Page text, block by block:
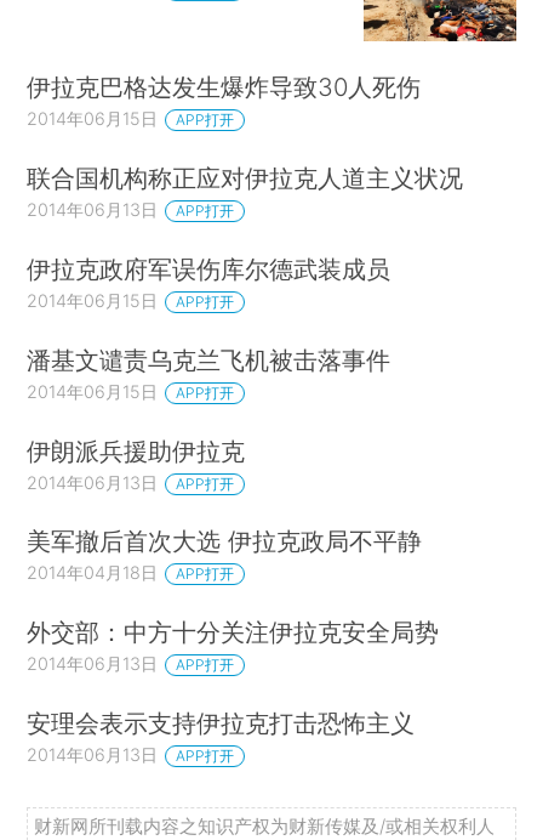
伊拉克巴格达发生爆炸导致30人死伤
2014年06月15日 APP打开
联合国机构称正应对伊拉克人道主义状况
2014年06月13日 APP打开
伊拉克政府军误伤库尔德武装成员
2014年06月15日 APP打开
潘基文谴责乌克兰飞机被击落事件
2014年06月15日 APP打开
伊朗派兵援助伊拉克
2014年06月13日 APP打开
美军撤后首次大选 伊拉克政局不平静
2014年04月18日 APP打开
外交部：中方十分关注伊拉克安全局势
2014年06月13日 APP打开
安理会表示支持伊拉克打击恐怖主义
2014年06月13日 APP打开
财新网所刊载内容之知识产权为财新传媒及/或相关权利人